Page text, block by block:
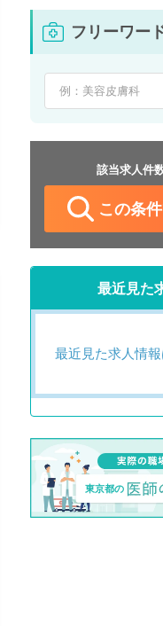
フリーワー
該当求人件
この条
最近見た
最近見た求人情報
東京都の